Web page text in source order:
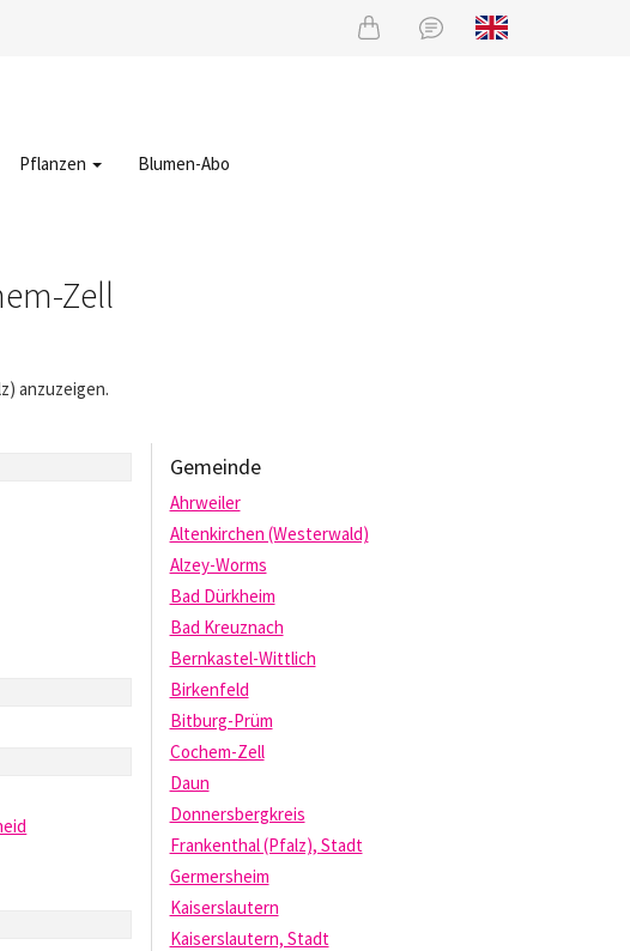
Pflanzen Blumen-Abo
Zell
anzuzeigen.
Gemeinde
Ahrweiler
Altenkirchen (Westerwald)
Alzey-Worms
Bad Dürkheim
Bad Kreuznach
Bernkastel-Wittlich
Birkenfeld
Bitburg-Prüm
Cochem-Zell
Daun
Donnersbergkreis
Frankenthal (Pfalz), Stadt
Germersheim
Kaiserslautern
Kaiserslautern, Stadt